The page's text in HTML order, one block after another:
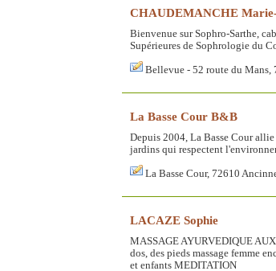
CHAUDEMANCHE
Bienvenue sur Sophro-Sarthe,
Supérieures de Sophrologie du
Bellevue - 52 route du Mans,
La Basse Cour B&B
Depuis 2004, La Basse Cour
jardins qui respectent
La Basse Cour, 72610
LACAZE Sophie
MASSAGE AYURVEDIQUE
dos, des pieds massage femme
et enfants MEDITATION